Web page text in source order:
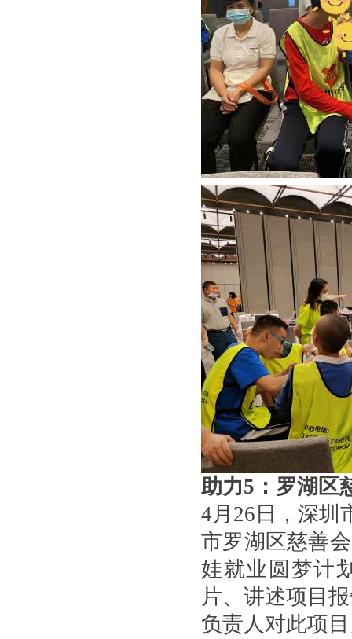
助力5：罗湖区
4月26日，深圳
市罗湖区慈善
娃就业圆梦计
片、讲述项目
负责人对此项